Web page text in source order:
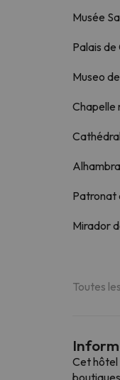
Musée
Palais
Museo
Chapelle
Alhambra
Patronat
Mirador
Toutes
Cet hôtel